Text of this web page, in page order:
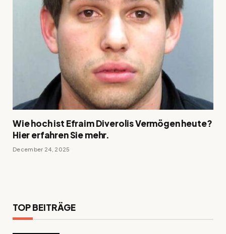
Wie hoch ist Efraim Diverolis Vermögen heute?
Hier erfahren Sie mehr.
December 24, 2025
TOP BEITRÄGE